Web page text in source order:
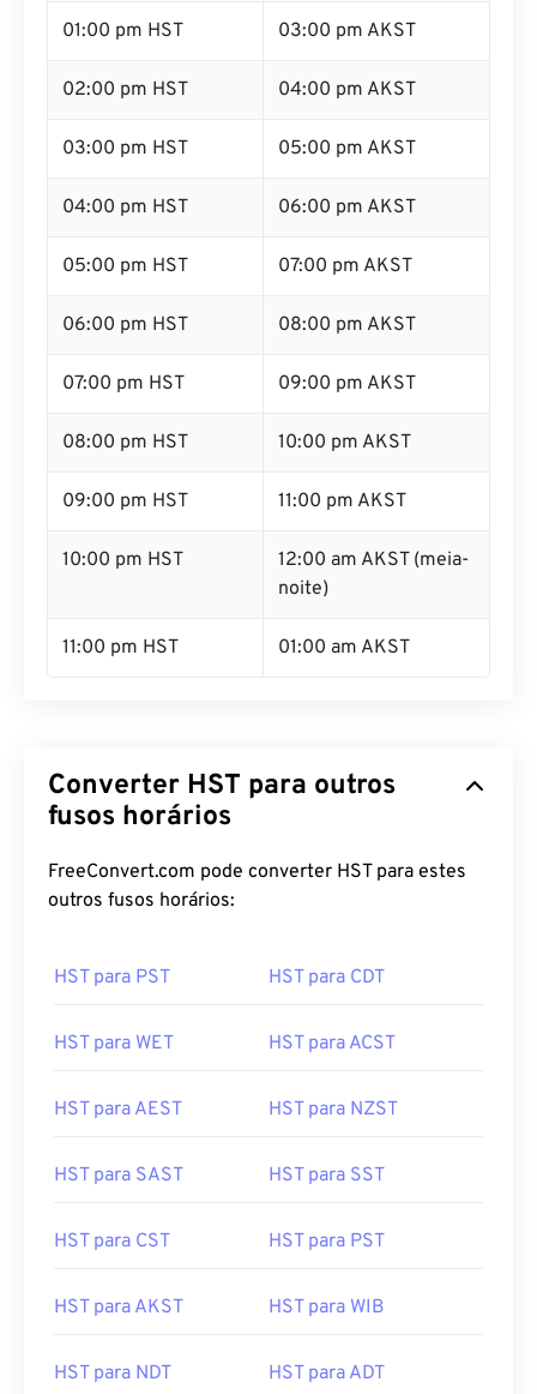
01:00 pm HST 03:00 pm AKST
02:00 pm HST 04:00 pm AKST
03:00 pm HST 05:00 pm AKST
04:00 pm HST 06:00 pm AKST
05:00 pm HST 07:00 pm AKST
06:00 pm HST 08:00 pm AKST
07:00 pm HST 09:00 pm AKST
08:00 pm HST 10:00 pm AKST
09:00 pm HST 11:00 pm AKST
10:00 pm HST
12:00 am AKST (meia-
noite)
11:00 pm HST 01:00 am AKST
Converter HST para outros
fusos horários
FreeConvert.com pode converter HST para estes
outros fusos horários:
HST para PST HST para CDT
HST para WET HST para ACST
HST para AEST HST para NZST
HST para SAST HST para SST
HST para CST HST para PST
HST para AKST HST para WIB
HST para NDT HST para ADT